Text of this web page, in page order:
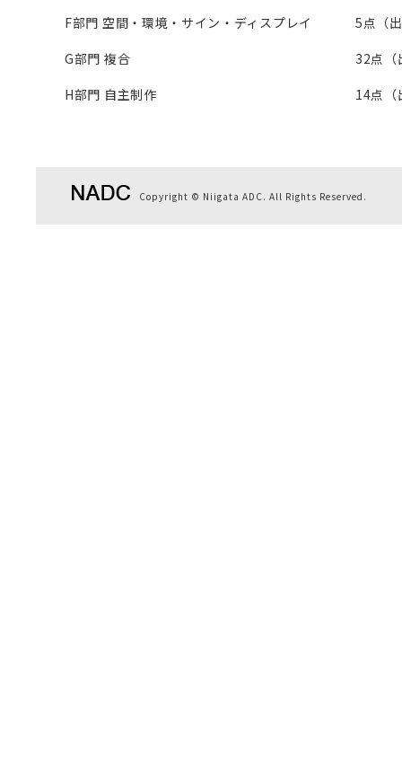
F部門 空間・環境・サイン・ディスプレイ
5点（
G部門 複合
32点（
H部門 自主制作
14点（
Copyright © Niigata ADC. All Rights Reserved.